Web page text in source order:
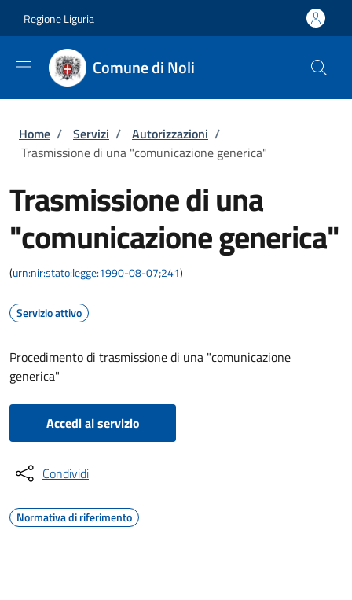
Regione Liguria
Comune di Noli
Briciole di pane
Home / Servizi / Autorizzazioni /
Trasmissione di una "comunicazione generica"
Trasmissione di una
"comunicazione generica"
(urn:nir:stato:legge:1990-08-07;241)
Servizio attivo
Procedimento di trasmissione di una "comunicazione
generica"
Accedi al servizio
Condividi
Normativa di riferimento